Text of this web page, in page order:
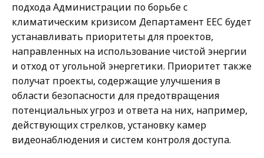
o
r
o
f
C
o
m
m
u
n
i
r
e
c
t
o
r
o
f
C
подхода Администрации по борьбе с
климатическим кризисом Департамент EEC будет
устанавливать приоритеты для проектов,
направленных на использование чистой энергии
и отход от угольной энергетики. Приоритет также
получат проекты, содержащие улучшения в
области безопасности для предотвращения
потенциальных угроз и ответа на них, например,
действующих стрелков, установку камер
видеонаблюдения и систем контроля доступа.